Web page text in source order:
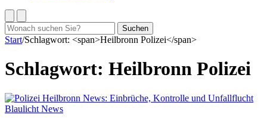
Suchen
nach:
Suchen
Start/Schlagwort: <span>Heilbronn Polizei</span>
Schlagwort: Heilbronn Polizei
Blaulicht News